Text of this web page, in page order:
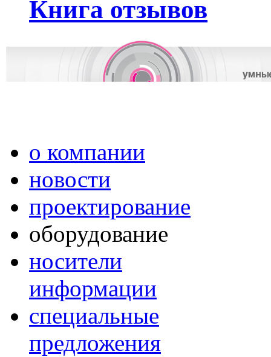
Книга отзывов
о компании
новости
проектирование
оборудование
носители
информации
специальные
предложения